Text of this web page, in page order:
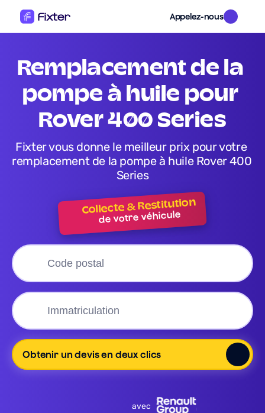
Appelez-nous
remplacement de la
pompe à huile pour
Rover 400 Series
Fixter vous donne le meilleur prix pour votre
remplacement de la pompe à huile Rover 400
Series
Collecte & Restitution
de votre véhicule
Obtenir un devis en deux clics
avec